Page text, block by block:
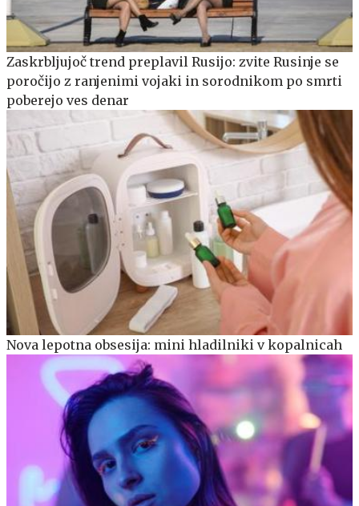
Zaskrbljujoč trend preplavil Rusijo: zvite Rusinje se
poročijo z ranjenimi vojaki in sorodnikom po smrti
poberejo ves denar
Nova lepotna obsesija: mini hladilniki v kopalnicah